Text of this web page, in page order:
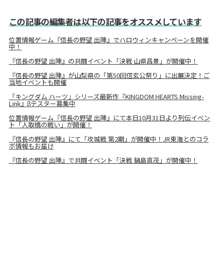
この記事の編集者は以下の記事をオススメしています
位置情報ゲーム『信長の野望 出陣』でハロウィンキャンペーンを開催
中！
『信長の野望 出陣』の共闘イベント「決戦 山県昌景」が開催中！
『信長の野望 出陣』が山梨県の「第50回信玄公祭り」に出展決定！ご
当地イベントも開催
「キングダム ハーツ」シリーズ最新作『KINGDOM HEARTS Missing-
Link』βテスター募集中
位置情報ゲーム『信長の野望 出陣』にて本日10月31日より列伝イベン
ト「人取橋の戦い」が開催！
『信長の野望 出陣』にて「攻城戦 第2期」が開催中！JR東海とのコラ
ボ情報もお届け
『信長の野望 出陣』で共闘イベント「決戦 鍋島直茂」が開催中！